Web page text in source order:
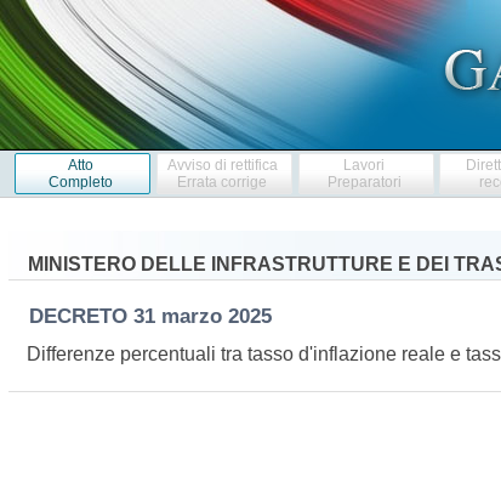
Atto
Completo
Avviso di rettifica
Errata corrige
Lavori
Preparatori
MINISTERO DELLE INFRASTRUTTURE E DEI
DECRETO 31 marzo 2025
Differenze percentuali tra tasso d'inflazione reale e